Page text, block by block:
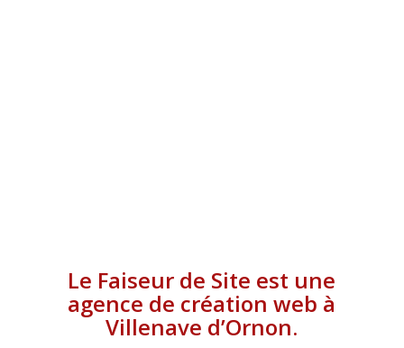
Le Faiseur de Site est une
agence de création web à
Villenave d’Ornon.